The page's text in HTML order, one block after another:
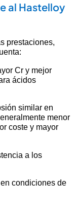
al Hastelloy
prestaciones,
Cr y mejor
ácidos
similar en
menor
coste y mayor
a los
condiciones de